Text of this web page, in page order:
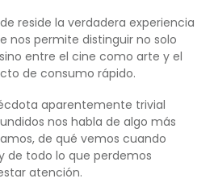
reside la verdadera experiencia
nos permite distinguir no solo
entre el cine como arte y el
de consumo rápido.
aparentemente trivial
nos habla de algo más
de qué vemos cuando
de todo lo que perdemos
atención.